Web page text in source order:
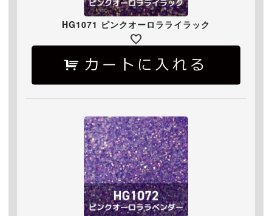
HG1071 ピンクオーロラライラック